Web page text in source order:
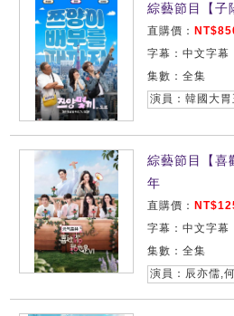
綜藝節目【子
直購價：
字幕：中文字幕
集數：全集
綜藝節目【喜
年
直購價：
字幕：中文字幕
集數：全集
演員：辰亦儒,